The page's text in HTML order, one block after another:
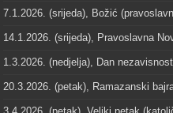
7.1.2026. (srijeda), Božić
14.1.2026. (srijeda), Pravoslavna
1.3.2026. (nedjelja), Dan
20.3.2026. (petak), Ramazanski